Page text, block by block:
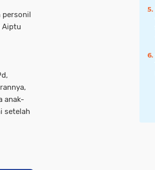
personil
Aiptu
anak-
setelah